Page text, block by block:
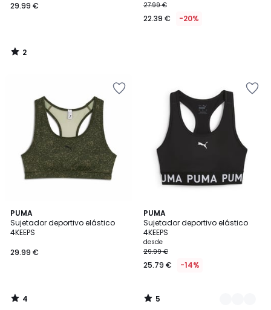
29.99 €
2
/
27.99 €
22.39 € -20%
PUMA
Sujetador deportivo elástico
4KEEPS
29.99 €
4
/
5
4
/
PUMA
Sujetador deportivo elástico
4KEEPS
desde
29.99 €
25.79 € -14%
5
/
5
2
Colores
5
/